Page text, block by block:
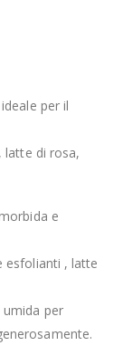
per il
latte di rosa,
e
esfolianti , latte
umida per